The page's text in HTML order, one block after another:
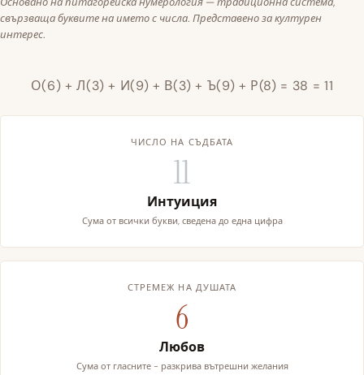
свързваща буквите на името с числа. Представено за културен
интерес.
О(6) + Л(3) + И(9) + В(3) + Ъ(9) + Р(8) = 38 = 11
ЧИСЛО НА СЪДБАТА
11
Интуиция
Сума от всички букви, сведена до една цифра
СТРЕМЕЖ НА ДУШАТА
6
Любов
Сума от гласните - разкрива вътрешни желания